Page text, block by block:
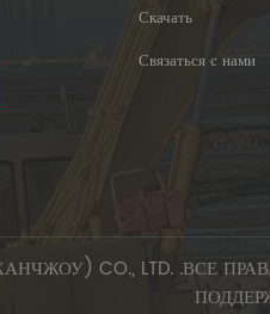
Скачать
Связаться с нами
CO., LTD. .ВСЕ